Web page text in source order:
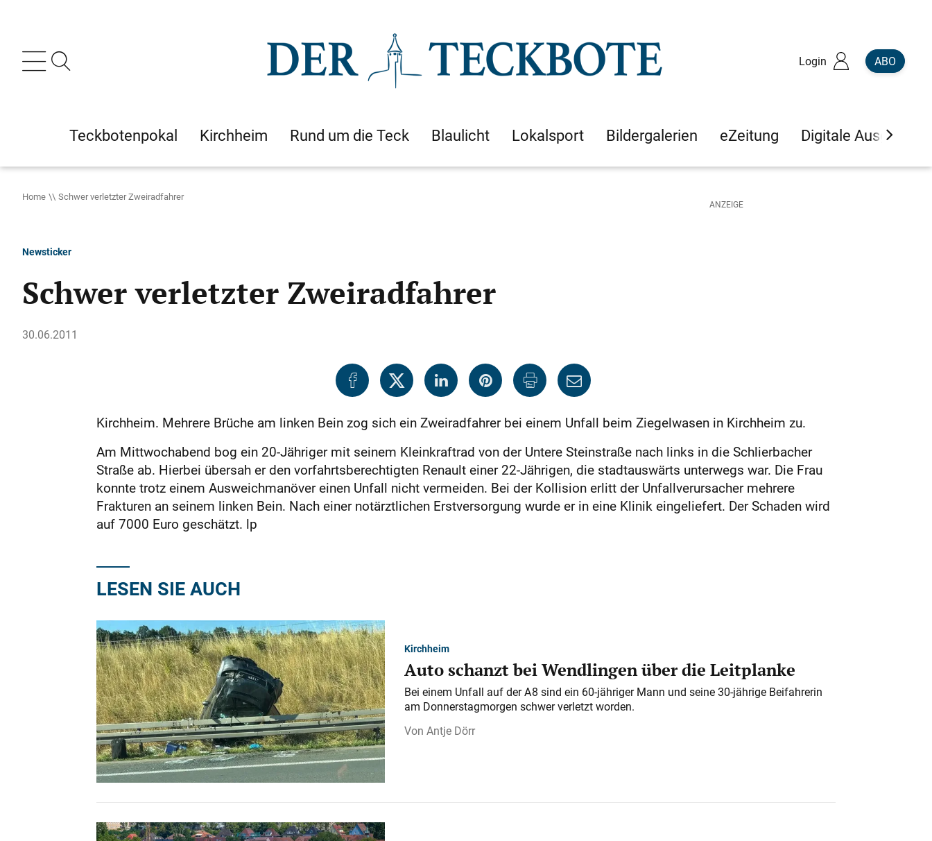
Login ABO
Teckbotenpokal Kirchheim Rund um die Teck Blaulicht Lokalsport Bildergalerien eZeitung Digitale Ausgaben
Home Schwer verletzter Zweiradfahrer
Newsticker
Schwer verletzter Zweiradfahrer
30.06.2011
Kirchheim. Mehrere Brüche am linken Bein zog sich ein Zweiradfahrer bei einem Unfall beim Ziegelwasen in Kirchheim zu.
Am Mittwochabend bog ein 20-Jähriger mit seinem Kleinkraftrad von der Untere Steinstraße nach links in die Schlierbacher
Straße ab. Hierbei übersah er den vorfahrtsberechtigten Renault einer 22-Jährigen, die stadtauswärts unterwegs war. Die Frau
konnte trotz einem Ausweichmanöver einen Unfall nicht vermeiden. Bei der Kollision erlitt der Unfallverursacher mehrere
Frakturen an seinem linken Bein. Nach einer notärztlichen Erstversorgung wurde er in eine Klinik eingeliefert. Der Schaden wird
auf 7000 Euro geschätzt. lp
LESEN SIE AUCH
Kirchheim
Auto schanzt bei Wendlingen über die Leitplanke
Bei einem Unfall auf der A 8 sind ein 60-jähriger Mann und seine 30-jährige Beifahrerin
am Donnerstagmorgen schwer verletzt worden.
Antje Dörr